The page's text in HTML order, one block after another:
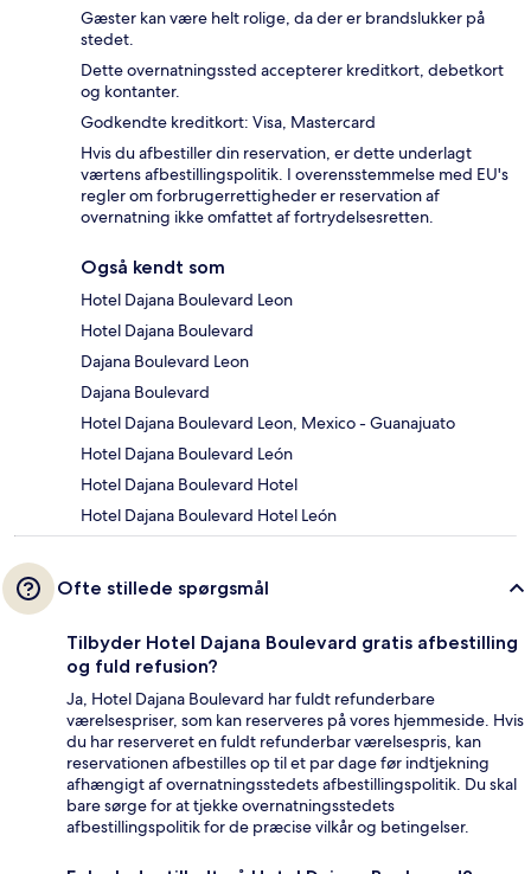
Gæster kan være helt rolige, da der er brandslukker på
stedet.
Dette overnatningssted accepterer kreditkort, debetkort
og kontanter.
Godkendte kreditkort: Visa, Mastercard
Hvis du afbestiller din reservation, er dette underlagt
værtens afbestillingspolitik. I overensstemmelse med EU's
regler om forbrugerrettigheder er reservation af
overnatning ikke omfattet af fortrydelsesretten.
Også kendt som
Hotel Dajana Boulevard Leon
Hotel Dajana Boulevard
Dajana Boulevard Leon
Dajana Boulevard
Hotel Dajana Boulevard Leon, Mexico - Guanajuato
Hotel Dajana Boulevard León
Hotel Dajana Boulevard Hotel
Hotel Dajana Boulevard Hotel León
Ofte stillede spørgsmål
Tilbyder Hotel Dajana Boulevard gratis afbestilling
og fuld refusion?
Ja, Hotel Dajana Boulevard har fuldt refunderbare
værelsespriser, som kan reserveres på vores hjemmeside. Hvis
du har reserveret en fuldt refunderbar værelsespris, kan
reservationen afbestilles op til et par dage før indtjekning
afhængigt af overnatningsstedets afbestillingspolitik. Du skal
bare sørge for at tjekke overnatningsstedets
afbestillingspolitik for de præcise vilkår og betingelser.